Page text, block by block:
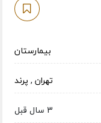
بیمارستان
تهران, پرند
3 سال قبل